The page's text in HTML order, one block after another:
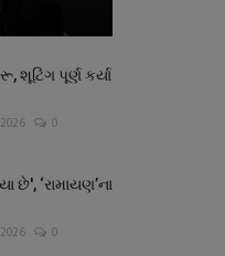
શૂટિંગ પૂર્ણ કર્યા
0
છે', ‘રામાયણ’ના
0